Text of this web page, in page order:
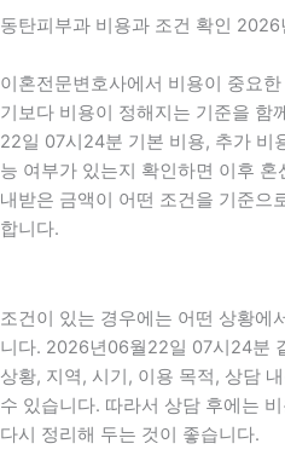
동탄피부과 비용과 조건 확인
이혼전문변호사에서 비용이 중요
기보다 비용이 정해지는 기준을 함
22일 07시24분 기본 비용, 추가 비
능 여부가 있는지 확인하면 이후
내받은 금액이 어떤 조건을 기준으
합니다.
조건이 있는 경우에는 어떤 상황에
니다. 2026년06월22일 07시24분
상황, 지역, 시기, 이용 목적, 상담
수 있습니다. 따라서 상담 후에는
다시 정리해 두는 것이 좋습니다.